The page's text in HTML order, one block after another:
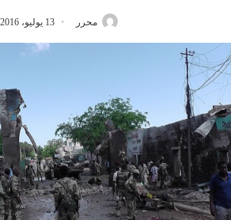
محرر 13 يوليو، 2016